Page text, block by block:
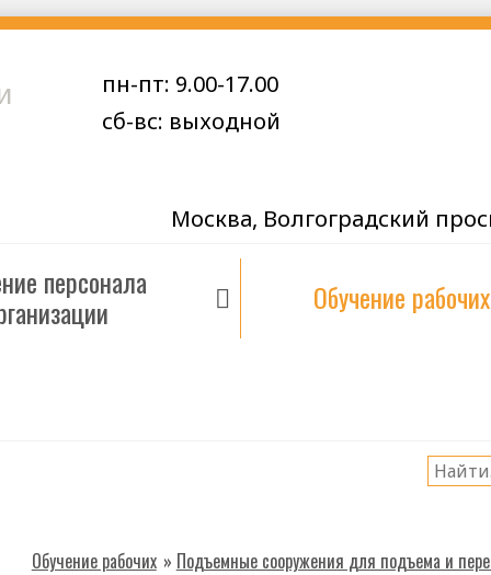
пн-пт: 9.00-17.00
сб-вс: выходной
Москва, Волгоградский
персонала Обучение рабочих
Поиск:
Обучение рабочих » Подъемные сооружения для подъема и